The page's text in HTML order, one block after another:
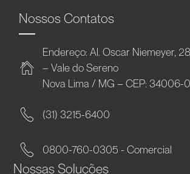
Nossos Contatos
Endereço: Al. Oscar Niemeyer,
– Vale do Sereno
Nova Lima / MG – CEP: 34006-
(31) 3215-6400
0800-760-0305 - Comercial
Nossas Soluções